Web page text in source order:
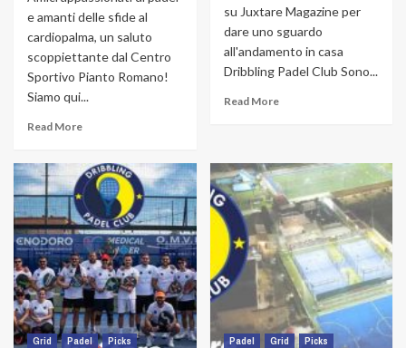
e amanti delle sfide al
cardiopalma, un saluto
scoppiettante dal Centro
Sportivo Pianto Romano!
Siamo qui...
Read More
su Juxtare Magazine per
dare uno sguardo
all'andamento in casa
Dribbling Padel Club Sono...
Read More
Grid Padel Picks Padel Grid Picks